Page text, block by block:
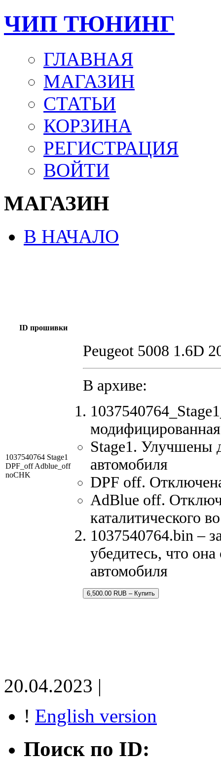
ЧИП ТЮНИНГ
ГЛАВНАЯ
МАГАЗИН
СТАТЬИ
КОРЗИНА
РЕГИСТРАЦИЯ
ВОЙТИ
МАГАЗИН
В НАЧАЛО
ID прошивки
1037540764 Stage1
DPF_off Adblue_off
noCHK
Peugeot 5008 1.6D
В архиве:
Stage1. Улучшены
автомобиля
DPF off.
AdBlue off.
каталитического
1037540764.bin –
убедитесь, что
автомобиля
6,500.00 RUB – Купить
20.04.2023 |
! English version
Поиск по ID: